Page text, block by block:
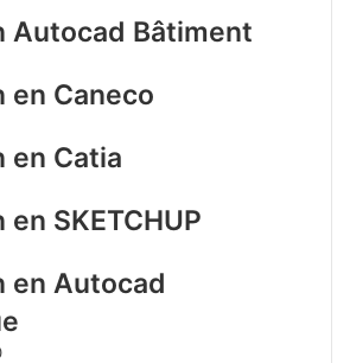
Autocad Bâtiment
en Caneco
en Catia
SKETCHUP
en Autocad